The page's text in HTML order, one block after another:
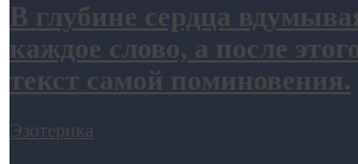
В глубине сердца
каждое слово, а после
текст самой поминовения.
Эзотерика